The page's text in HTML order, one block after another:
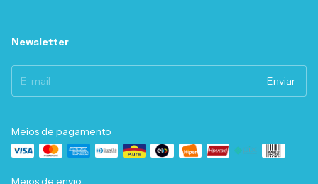
Newsletter
Meios de pagamento
Meios de envio